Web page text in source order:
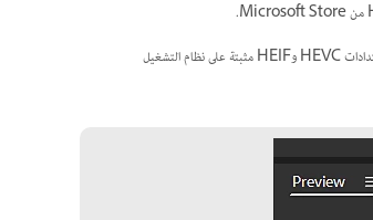
إذا لم تكن امتدادات HEVC وHEIF مثبتة على نظام التشغيل